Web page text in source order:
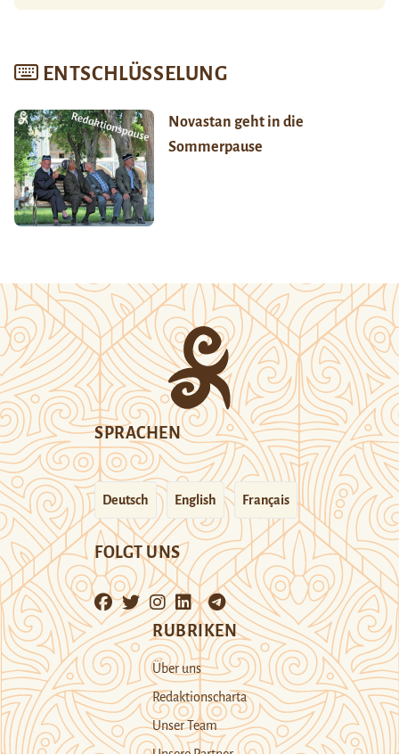
ENTSCHLÜSSELUNG
Novastan geht in die
Sommerpause
SPRACHEN
Deutsch English Français
FOLGT UNS
RUBRIKEN
Über uns
Redaktionscharta
Unser Team